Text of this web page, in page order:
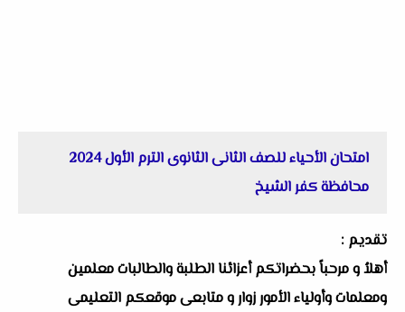
امتحان الأحياء للصف الثانى الثانوى الترم الأول 2024
محافظة كفر الشيخ
تقديم :
أهلاُ و مرحباً بحضراتكم أعزائنا الطلبة والطالبات معلمين
ومعلمات وأولياء الأمور زوار و متابعى موقعكم التعليمى